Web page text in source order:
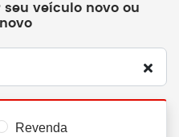
seu veículo novo ou
Revenda